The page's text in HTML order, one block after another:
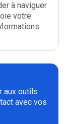
à naviguer
votre
aux outils
avec vos